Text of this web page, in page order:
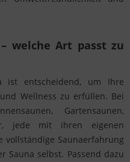
welche Art passt zu
ist entscheidend, um Ihre
Wellness zu erfüllen. Bei
Gartensaunen,
jede mit ihren eigenen
vollständige Saunaerfahrung
selbst. Passend dazu